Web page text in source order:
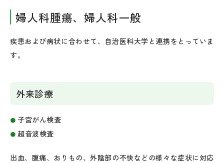
婦人科腫瘍、婦人科一般
疾患および病状に合わせて、自治医科大学と連携をとっていま
す。
外来診療
子宮がん検査
超音波検査
出血、腹痛、おりもの、外陰部の不快などの様々な症状に対応